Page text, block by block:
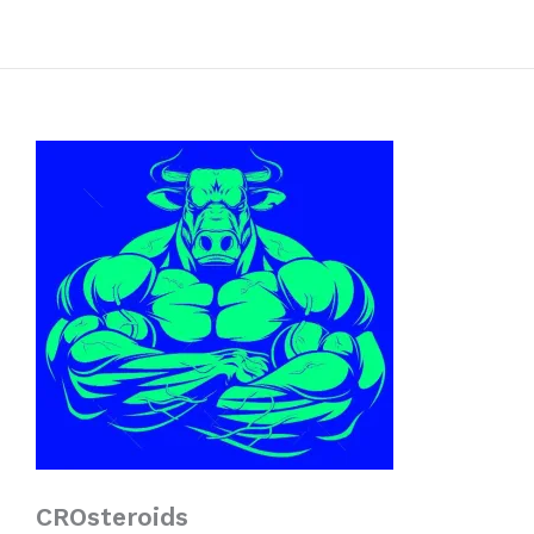
CROsteroids